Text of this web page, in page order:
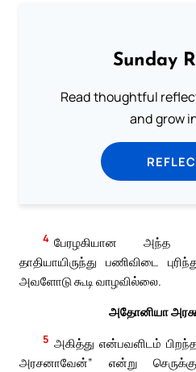
Sunday
Read thoughtful
and grow
4 பேரழகியான அந்த
தாதியாயிருந்து பணிவிடை
அவளோடு கூடி வாழவில்லை.
அதோனியா
5 அகித்து என்பவளிடம்
அரசனாவேன்” என்று